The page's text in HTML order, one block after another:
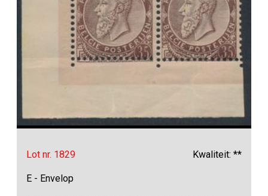
Lot nr. 1829 Kwaliteit: **
E - Envelop